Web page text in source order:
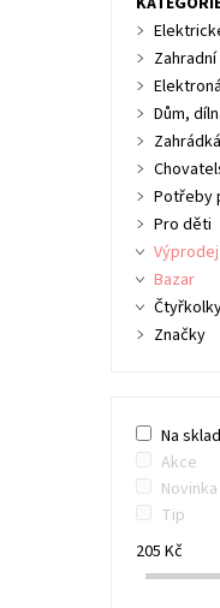
Dům,
Potřeby
Pro děti
Výprodej
Bazar
Značky
Na
Akce
Novinka
Tip
205 Kč